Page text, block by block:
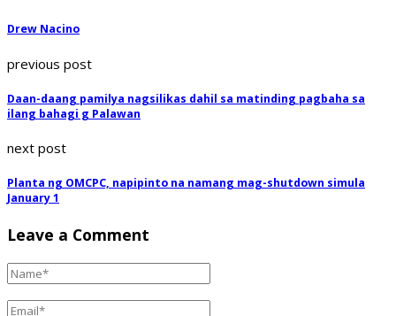
Drew Nacino
previous post
Daan-daang pamilya nagsilikas dahil sa matinding pagbaha sa
ilang bahagi g Palawan
next post
Planta ng OMCPC, napipinto na namang mag-shutdown simula
January 1
Leave a Comment